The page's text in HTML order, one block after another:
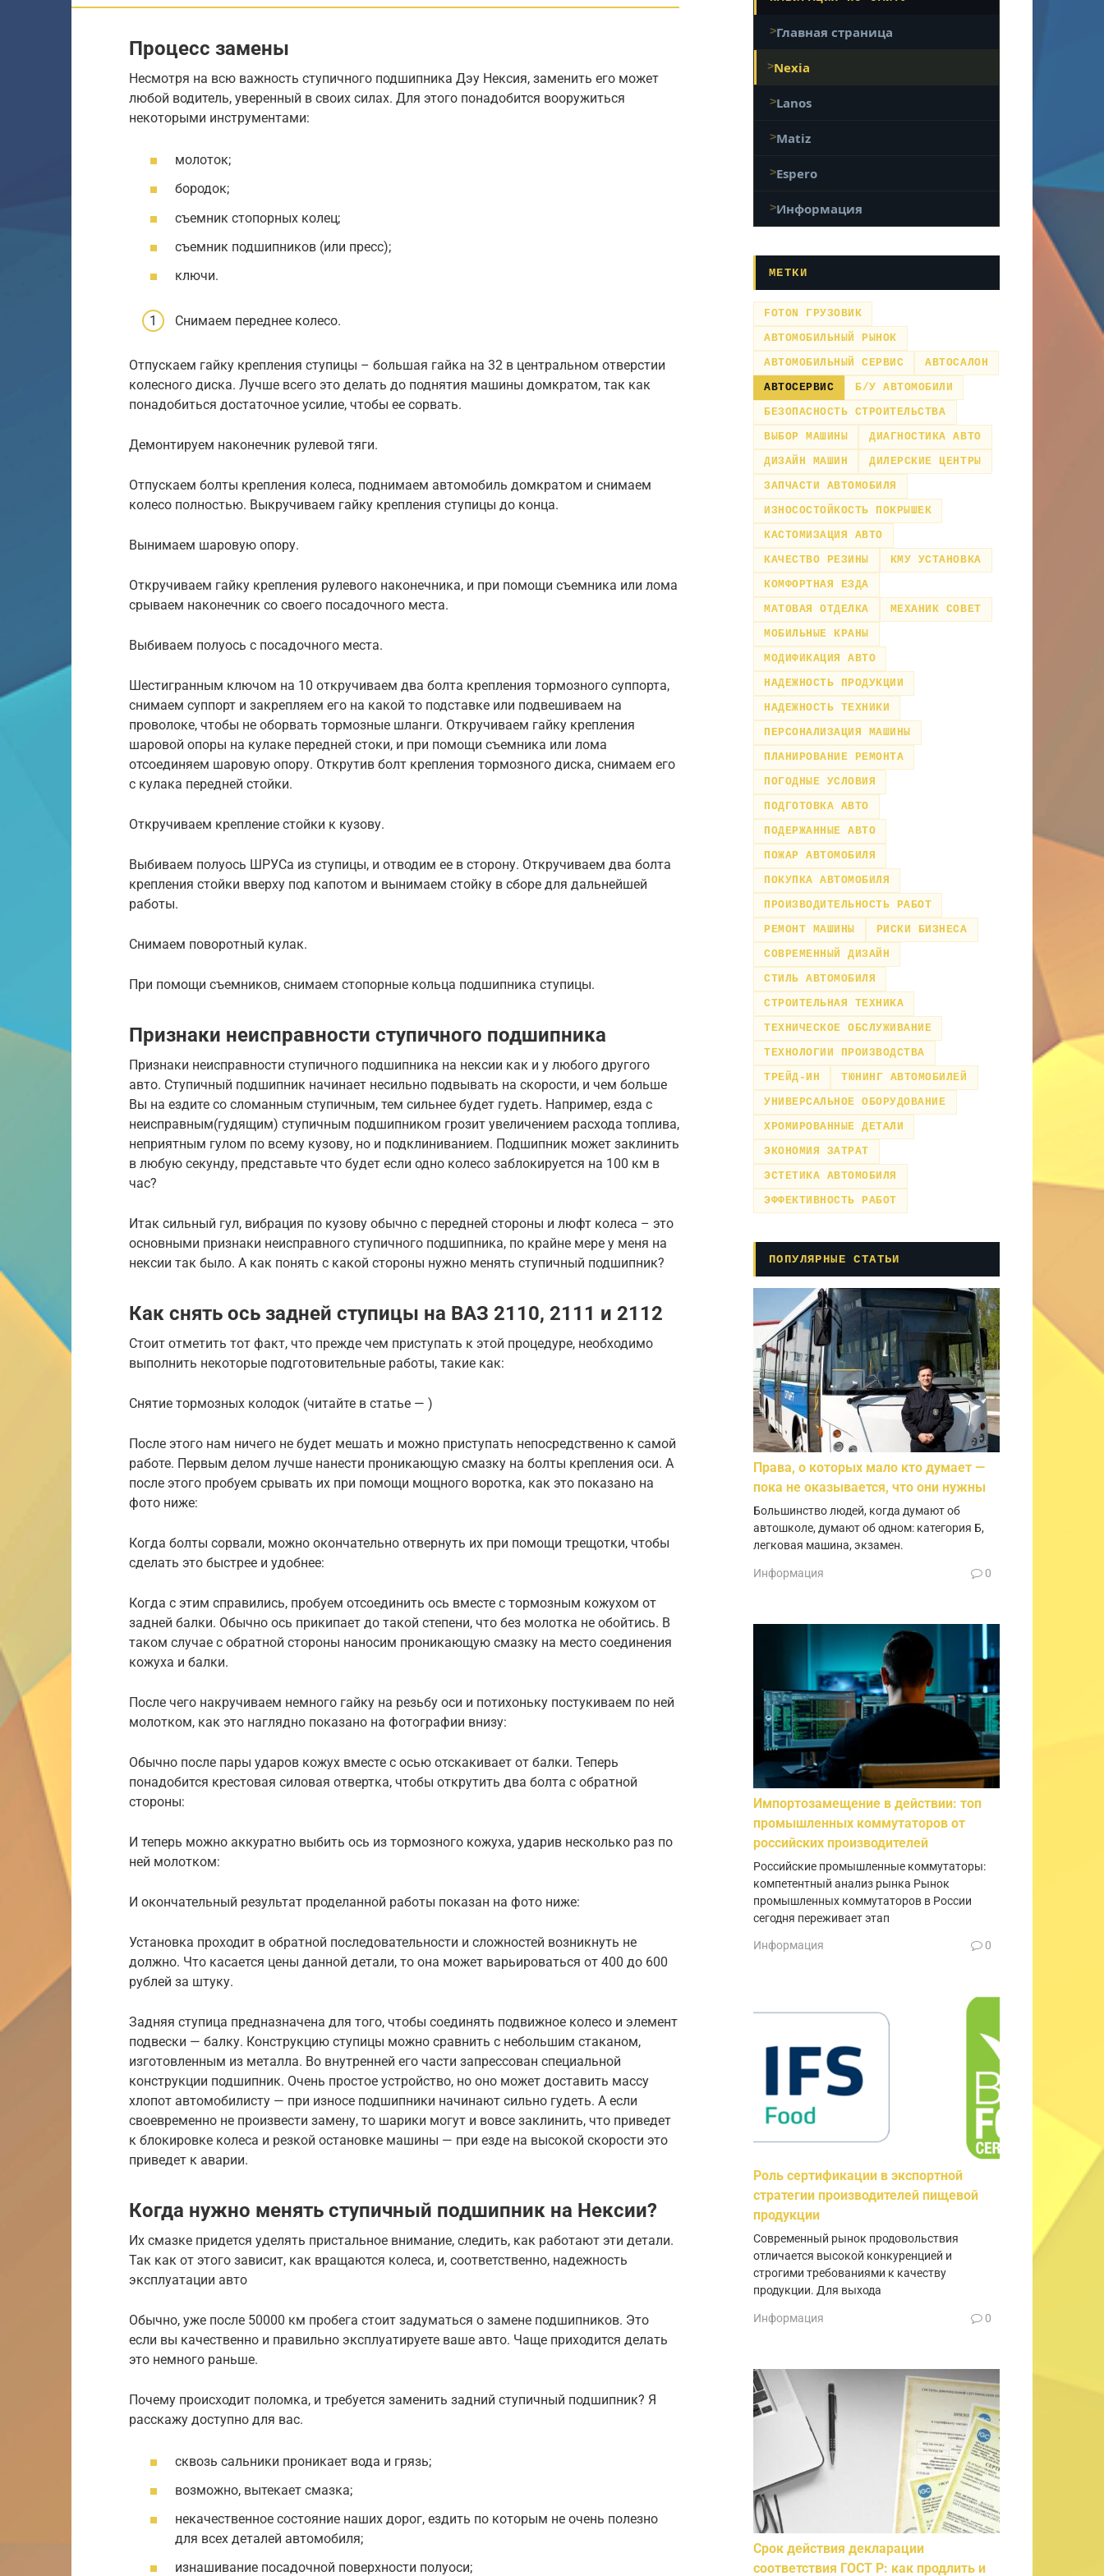
Процесс замены
Несмотря на всю важность ступичного подшипника Дэу Нексия, заменить его может
любой водитель, уверенный в своих силах. Для этого понадобится вооружиться
некоторыми инструментами:
молоток;
бородок;
съемник стопорных колец;
съемник подшипников (или пресс);
ключи.
Снимаем переднее колесо.
Отпускаем гайку крепления ступицы – большая гайка на 32 в центральном отверстии
колесного диска. Лучше всего это делать до поднятия машины домкратом, так как
понадобиться достаточное усилие, чтобы ее сорвать.
Демонтируем наконечник рулевой тяги.
Отпускаем болты крепления колеса, поднимаем автомобиль домкратом и снимаем
колесо полностью. Выкручиваем гайку крепления ступицы до конца.
Вынимаем шаровую опору.
Откручиваем гайку крепления рулевого наконечника, и при помощи съемника или лома
срываем наконечник со своего посадочного места.
Выбиваем полуось с посадочного места.
Шестигранным ключом на 10 откручиваем два болта крепления тормозного суппорта,
снимаем суппорт и закрепляем его на какой то подставке или подвешиваем на
проволоке, чтобы не оборвать тормозные шланги. Откручиваем гайку крепления
шаровой опоры на кулаке передней стоки, и при помощи съемника или лома
отсоединяем шаровую опору. Открутив болт крепления тормозного диска, снимаем его
с кулака передней стойки.
Откручиваем крепление стойки к кузову.
Выбиваем полуось ШРУСа из ступицы, и отводим ее в сторону. Откручиваем два болта
крепления стойки вверху под капотом и вынимаем стойку в сборе для дальнейшей
работы.
Снимаем поворотный кулак.
При помощи съемников, снимаем стопорные кольца подшипника ступицы.
Признаки неисправности ступичного подшипника
Признаки неисправности ступичного подшипника на нексии как и у любого другого
авто. Ступичный подшипник начинает несильно подвывать на скорости, и чем больше
Вы на ездите со сломанным ступичным, тем сильнее будет гудеть. Например, езда с
неисправным(гудящим) ступичным подшипником грозит увеличением расхода топлива,
неприятным гулом по всему кузову, но и подклиниванием. Подшипник может заклинить
в любую секунду, представьте что будет если одно колесо заблокируется на 100 км в
час?
Итак сильный гул, вибрация по кузову обычно с передней стороны и люфт колеса – это
основными признаки неисправного ступичного подшипника, по крайне мере у меня на
нексии так было. А как понять с какой стороны нужно менять ступичный подшипник?
Как снять ось задней ступицы на ВАЗ 2110, 2111 и 2112
Стоит отметить тот факт, что прежде чем приступать к этой процедуре, необходимо
выполнить некоторые подготовительные работы, такие как:
Снятие тормозных колодок (читайте в статье — )
После этого нам ничего не будет мешать и можно приступать непосредственно к самой
работе. Первым делом лучше нанести проникающую смазку на болты крепления оси. А
после этого пробуем срывать их при помощи мощного воротка, как это показано на
фото ниже:
Когда болты сорвали, можно окончательно отвернуть их при помощи трещотки, чтобы
сделать это быстрее и удобнее:
Когда с этим справились, пробуем отсоединить ось вместе с тормозным кожухом от
задней балки. Обычно ось прикипает до такой степени, что без молотка не обойтись. В
таком случае с обратной стороны наносим проникающую смазку на место соединения
кожуха и балки.
После чего накручиваем немного гайку на резьбу оси и потихоньку постукиваем по ней
молотком, как это наглядно показано на фотографии внизу:
Обычно после пары ударов кожух вместе с осью отскакивает от балки. Теперь
понадобится крестовая силовая отвертка, чтобы открутить два болта с обратной
стороны:
И теперь можно аккуратно выбить ось из тормозного кожуха, ударив несколько раз по
ней молотком:
И окончательный результат проделанной работы показан на фото ниже:
Установка проходит в обратной последовательности и сложностей возникнуть не
должно. Что касается цены данной детали, то она может варьироваться от 400 до 600
рублей за штуку.
Задняя ступица предназначена для того, чтобы соединять подвижное колесо и элемент
подвески — балку. Конструкцию ступицы можно сравнить с небольшим стаканом,
изготовленным из металла. Во внутренней его части запрессован специальной
конструкции подшипник. Очень простое устройство, но оно может доставить массу
хлопот автомобилисту — при износе подшипники начинают сильно гудеть. А если
своевременно не произвести замену, то шарики могут и вовсе заклинить, что приведет
к блокировке колеса и резкой остановке машины — при езде на высокой скорости это
приведет к аварии.
Когда нужно менять ступичный подшипник на Нексии?
Их смазке придется уделять пристальное внимание, следить, как работают эти детали.
Так как от этого зависит, как вращаются колеса, и, соответственно, надежность
эксплуатации авто
Обычно, уже после 50000 км пробега стоит задуматься о замене подшипников. Это
если вы качественно и правильно эксплуатируете ваше авто. Чаще приходится делать
это немного раньше.
Почему происходит поломка, и требуется заменить задний ступичный подшипник? Я
расскажу доступно для вас.
сквозь сальники проникает вода и грязь;
возможно, вытекает смазка;
некачественное состояние наших дорог, ездить по которым не очень полезно
для всех деталей автомобиля;
изнашивание посадочной поверхности полуоси;
Главная страница
Nexia
Lanos
Matiz
Espero
Информация
МЕТКИ
FOTON ГРУЗОВИК
АВТОМОБИЛЬНЫЙ РЫНОК
АВТОМОБИЛЬНЫЙ СЕРВИС
АВТОСАЛОН
АВТОСЕРВИС
Б/У АВТОМОБИЛИ
БЕЗОПАСНОСТЬ СТРОИТЕЛЬСТВА
ВЫБОР МАШИНЫ
ДИАГНОСТИКА АВТО
ДИЗАЙН МАШИН
ДИЛЕРСКИЕ ЦЕНТРЫ
ЗАПЧАСТИ АВТОМОБИЛЯ
ИЗНОСОСТОЙКОСТЬ ПОКРЫШЕК
КАСТОМИЗАЦИЯ АВТО
КАЧЕСТВО РЕЗИНЫ
КМУ УСТАНОВКА
КОМФОРТНАЯ ЕЗДА
МАТОВАЯ ОТДЕЛКА
МЕХАНИК СОВЕТ
МОБИЛЬНЫЕ КРАНЫ
МОДИФИКАЦИЯ АВТО
НАДЕЖНОСТЬ ПРОДУКЦИИ
НАДЕЖНОСТЬ ТЕХНИКИ
ПЕРСОНАЛИЗАЦИЯ МАШИНЫ
ПЛАНИРОВАНИЕ РЕМОНТА
ПОГОДНЫЕ УСЛОВИЯ
ПОДГОТОВКА АВТО
ПОДЕРЖАННЫЕ АВТО
ПОЖАР АВТОМОБИЛЯ
ПОКУПКА АВТОМОБИЛЯ
ПРОИЗВОДИТЕЛЬНОСТЬ РАБОТ
РЕМОНТ МАШИНЫ
РИСКИ БИЗНЕСА
СОВРЕМЕННЫЙ ДИЗАЙН
СТИЛЬ АВТОМОБИЛЯ
СТРОИТЕЛЬНАЯ ТЕХНИКА
ТЕХНИЧЕСКОЕ ОБСЛУЖИВАНИЕ
ТЕХНОЛОГИИ ПРОИЗВОДСТВА
ТРЕЙД-ИН
ТЮНИНГ АВТОМОБИЛЕЙ
УНИВЕРСАЛЬНОЕ ОБОРУДОВАНИЕ
ХРОМИРОВАННЫЕ ДЕТАЛИ
ЭКОНОМИЯ ЗАТРАТ
ЭСТЕТИКА АВТОМОБИЛЯ
ЭФФЕКТИВНОСТЬ РАБОТ
ПОПУЛЯРНЫЕ СТАТЬИ
Права, о которых мало кто думает —
пока не оказывается, что они нужны
Большинство людей, когда думают об
автошколе, думают об одном: категория Б,
легковая машина, экзамен.
Информация 0
Импортозамещение в действии: топ
промышленных коммутаторов от
российских производителей
Российские промышленные коммутаторы:
компетентный анализ рынка Рынок
промышленных коммутаторов в России
сегодня переживает этап
Информация 0
Роль сертификации в экспортной
стратегии производителей пищевой
продукции
Современный рынок продовольствия
отличается высокой конкуренцией и
строгими требованиями к качеству
продукции. Для выхода
Информация 0
Срок действия декларации
соответствия ГОСТ Р: как продлить и